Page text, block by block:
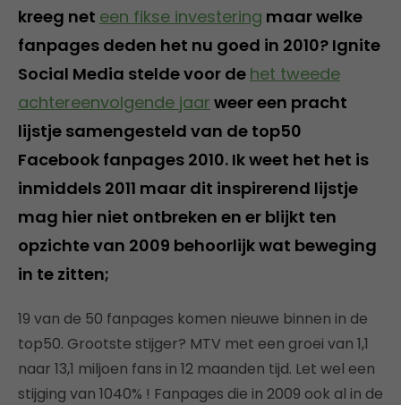
kreeg net een fikse investering maar welke
fanpages deden het nu goed in 2010? Ignite
Social Media stelde voor de het tweede
achtereenvolgende jaar weer een pracht
lijstje samengesteld van de top50
Facebook fanpages 2010. Ik weet het het is
inmiddels 2011 maar dit inspirerend lijstje
mag hier niet ontbreken en er blijkt ten
opzichte van 2009 behoorlijk wat beweging
in te zitten;
19 van de 50 fanpages komen nieuwe binnen in de
top50. Grootste stijger? MTV met een groei van 1,1
naar 13,1 miljoen fans in 12 maanden tijd. Let wel een
stijging van 1040% ! Fanpages die in 2009 ook al in de